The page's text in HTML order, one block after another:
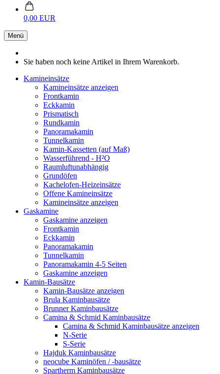
0,00 EUR
Menü
Sie haben noch keine Artikel in Ihrem Warenkorb.
Kamineinsätze
Kamineinsätze anzeigen
Frontkamin
Eckkamin
Prismatisch
Rundkamin
Panoramakamin
Tunnelkamin
Kamin-Kassetten (auf Maß)
Wasserführend - H²O
Raumluftunabhängig
Grundöfen
Kachelofen-Heizeinsätze
Offene Kamineinsätze
Kamineinsätze anzeigen
Gaskamine
Gaskamine anzeigen
Frontkamin
Eckkamin
Panoramakamin
Tunnelkamin
Panoramakamin 4-5 Seiten
Gaskamine anzeigen
Kamin-Bausätze
Kamin-Bausätze anzeigen
Brula Kaminbausätze
Brunner Kaminbausätze
Camina & Schmid Kaminbausätze
Camina & Schmid Kaminbausätze anzeigen
N-Serie
S-Serie
Hajduk Kaminbausätze
neocube Kaminöfen / -bausätze
Spartherm Kaminbausätze